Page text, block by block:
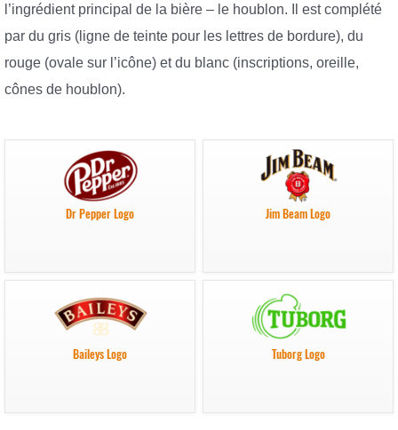
l’ingrédient principal de la bière – le houblon. Il est complété
par du gris (ligne de teinte pour les lettres de bordure), du
rouge (ovale sur l’icône) et du blanc (inscriptions, oreille,
cônes de houblon).
Dr Pepper Logo Jim Beam Logo
Baileys Logo Tuborg Logo